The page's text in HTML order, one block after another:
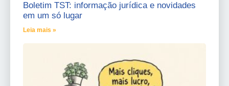
Boletim TST: informação jurídica e novidades
em um só lugar
Leia mais »